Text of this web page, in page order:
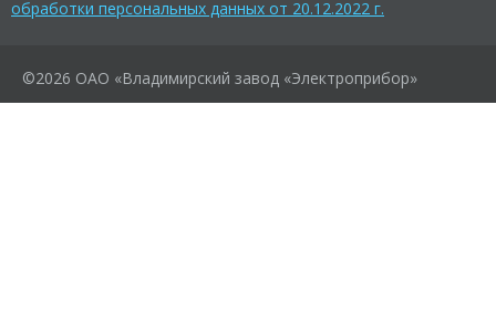
обработки персональных данных от 20.12.2022 г.
©2026 ОАО «Владимирский завод «Электроприбор»